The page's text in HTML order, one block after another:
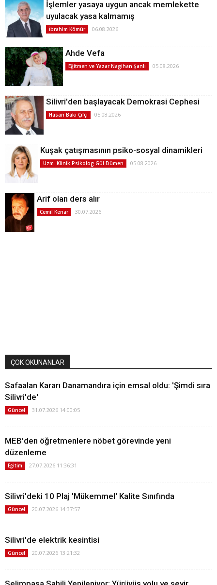
İşlemler yasaya uygun ancak memlekette
uyulacak yasa kalmamış
İbrahim Kömür 06.08.2026
Ahde Vefa
Eğitmen ve Yazar Nagihan Şanlı 05.08.2026
Silivri'den başlayacak Demokrasi Cephesi
Hasan Baki Çifçi 05.08.2026
Kuşak çatışmasının psiko-sosyal dinamikleri
Uzm. Klinik Psikolog Gül Dümen 05.08.2026
Arif olan ders alır
Cemil Kenar 30.07.2026
ÇOK OKUNANLAR
Safaalan Kararı Danamandıra için emsal oldu: 'Şimdi sıra
Silivri'de'
Güncel 31.07.2026 14:00:05
MEB'den öğretmenlere nöbet görevinde yeni
düzenleme
Eğitim 27.07.2026 11:36:31
Silivri'deki 10 Plaj 'Mükemmel' Kalite Sınıfında
Güncel 20.07.2026 14:37:57
Silivri'de elektrik kesintisi
Güncel 20.07.2026 13:21:32